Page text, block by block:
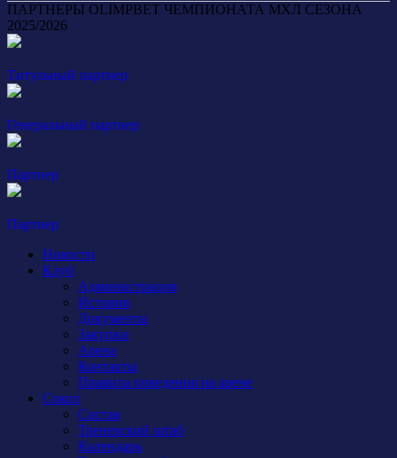
ПАРТНЕРЫ OLIMPBET ЧЕМПИОНАТА МХЛ СЕЗОНА
2025/2026
Титульный партнер
Генеральный партнер
Партнер
Партнер
Новости
Клуб
Администрация
История
Документы
Закупки
Арена
Контакты
Правила поведения на арене
Сокол
Состав
Тренерский штаб
Календарь